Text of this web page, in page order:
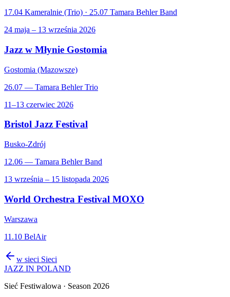
17.04 Kameralnie (Trio) · 25.07 Tamara Behler Band
24 maja – 13 września 2026
Jazz w Młynie Gostomia
Gostomia (Mazowsze)
26.07 — Tamara Behler Trio
11–13 czerwiec 2026
Bristol Jazz Festival
Busko-Zdrój
12.06 — Tamara Behler Band
13 września – 15 listopada 2026
World Orchestra Festival MOXO
Warszawa
11.10 BelAir
w sieci Sieci
JAZZ IN POLAND
Sieć Festiwalowa · Season 2026